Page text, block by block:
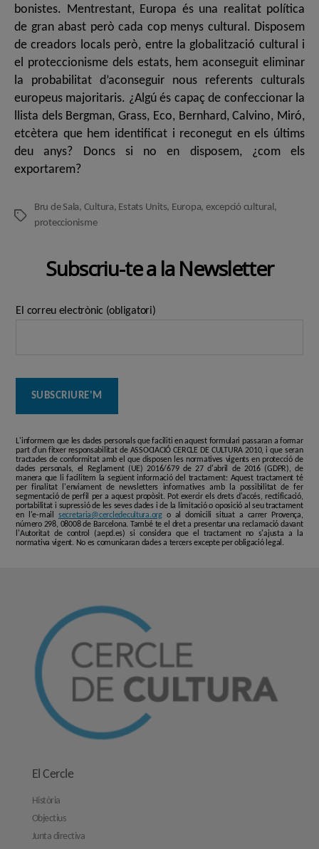
bonistes. Mentrestant, Europa és una realitat política
de gran abast però cada cop menys cultural. Disposem
de creadors locals però, entre la globalització cultural i
el proteccionisme dels estats, hem aconseguit eliminar
la probabilitat d’aconseguir nous referents culturals
europeus majoritaris. ¿Algú és capaç de confeccionar la
llista dels Bergman, Grass, Eco, Bernhard, Calvino, Miró,
etcètera que hem identificat i reconegut en els últims
deu anys? Doncs si no en disposem, ¿com els
exportarem?
Etiquetes
Bru de Sala, Cultura, Estats Units, Europa, excepció cultural,
proteccionisme
Subscriu-te a la Newsletter
El correu electrònic (obligatori)
L'informem que les dades personals que faciliti en aquest formulari passaran a formar
part d'un fitxer responsabilitat de ASSOCIACIÓ CERCLE DE CULTURA 2010, i que seran
tractades de conformitat amb el que disposen les normatives vigents en protecció de
dades personals, el Reglament (UE) 2016/679 de 27 d'abril de 2016 (GDPR), de
manera que li facilitem la següent informació del tractament: Aquest tractament té
per finalitat l'enviament de newsletters informatives amb la possibilitat de fer
segmentació de perfil per a aquest propòsit. Pot exercir els drets d'accés, rectificació,
portabilitat i supressió de les seves dades i de la limitació o oposició al seu tractament
en l'e-mail secretaria@cercledecultura.orgo al domicili situat a carrer Provença,
número 298, 08008 de Barcelona. També te el dret a presentar una reclamació davant
l'Autoritat de control (aepd.es) si considera que el tractament no s'ajusta a la
normativa vigent. No es comunicaran dades a tercers excepte per obligació legal.
El Cercle
Història
Objectius
Junta directiva